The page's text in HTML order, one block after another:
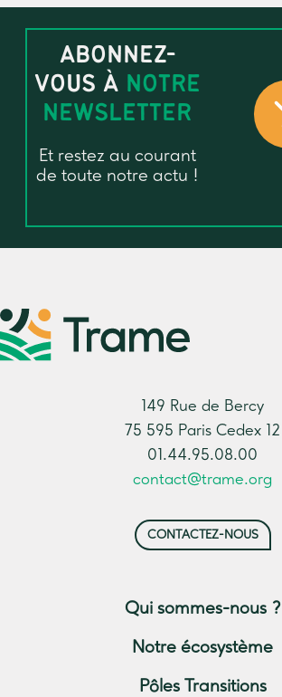
ABONNEZ-
VOUS À NOTRE
NEWSLETTER
Et restez au courant
de toute notre actu !
149 Rue de Bercy
75 595 Paris Cedex 12
01.44.95.08.00
contact@trame.org
CONTACTEZ-NOUS
Qui sommes-nous ?
Notre écosystème
Pôles Transitions